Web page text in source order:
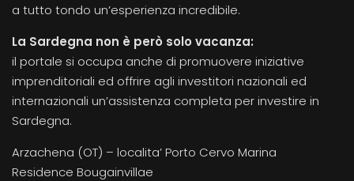
a tutto tondo un’esperienza incredibile.
La Sardegna non è però solo vacanza:
il portale si occupa anche di promuovere iniziative
imprenditoriali ed offrire agli investitori nazionali ed
internazionali un’assistenza completa per investire in
Sardegna.
Arzachena (OT) – localita’ Porto Cervo Marina
Residence Bougainvillae